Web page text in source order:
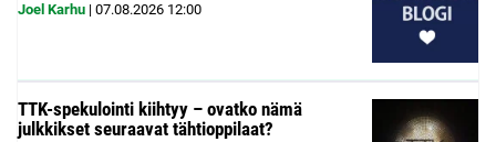
Joel Karhu | 07.08.2026 12:00
TTK-spekulointi kiihtyy – ovatko nämä
julkkikset seuraavat tähtioppilaat?